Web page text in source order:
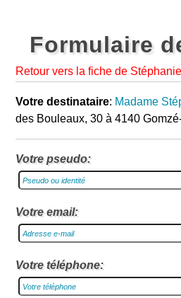
Formulaire
Retour vers la fiche de
Votre destinataire: Madame
des Bouleaux, 30 à 4140
Votre pseudo:
Votre email:
Votre téléphone: